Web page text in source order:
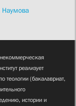
Наумова
реализует
теологии (бакалавриат,
истории и